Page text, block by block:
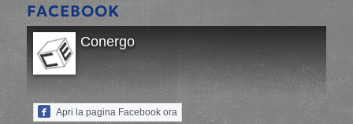
FACEBOOK
Conergo
Apri la pagina Facebook ora